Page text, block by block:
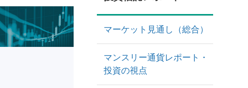
マーケット見通し（総合）
マンスリー通貨レポート・
投資の視点